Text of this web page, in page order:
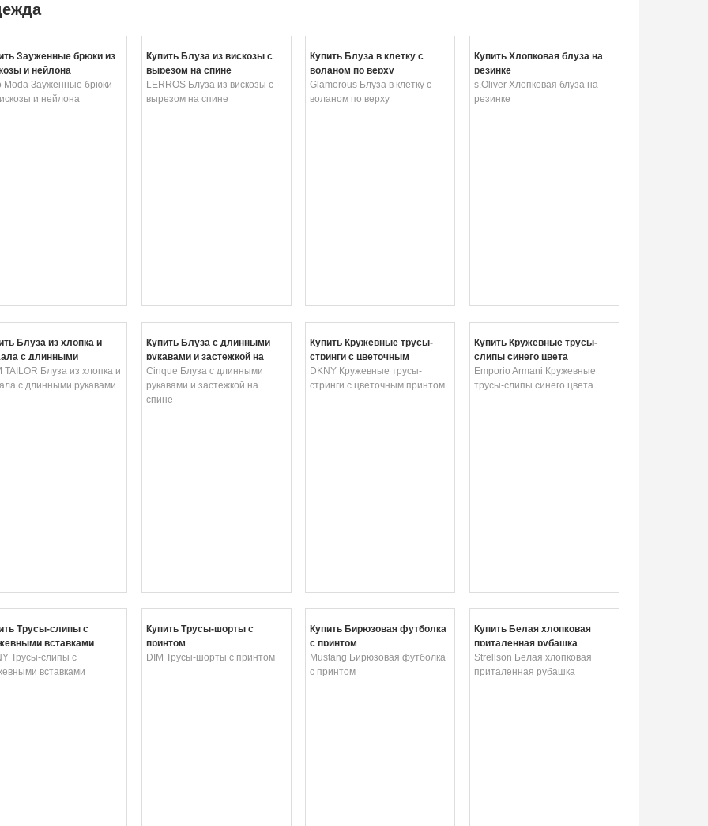
Зауженные брюки из
и нейлона
Moda Зауженные брюки
и нейлона
Купить Блуза из вискозы с
вырезом на спине
LERROS Блуза из вискозы с
вырезом на спине
Купить Блуза в клетку с
воланом по верху
Glamorous Блуза в клетку с
воланом по верху
Купить Хлопковая блуза на
резинке
s.Oliver Хлопковая блуза на
резинке
Блуза из хлопка и
с длинными
TAILOR Блуза из хлопка и
с длинными рукавами
Купить Блуза с длинными
рукавами и застежкой на
спине
Cinque Блуза с длинными
рукавами и застежкой на
спине
Купить Кружевные трусы-
стринги с цветочным
принтом
DKNY Кружевные трусы-
стринги с цветочным принтом
Купить Кружевные трусы-
слипы синего цвета
Emporio Armani Кружевные
трусы-слипы синего цвета
Трусы-слипы с
вставками
Трусы-слипы с
вставками
Купить Трусы-шорты с
принтом
DIM Трусы-шорты с принтом
Купить Бирюзовая футболка
с принтом
Mustang Бирюзовая футболка
с принтом
Купить Белая хлопковая
приталенная рубашка
Strellson Белая хлопковая
приталенная рубашка